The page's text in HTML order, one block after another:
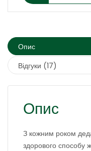
Опис
Відгуки (17)
Опис
З кожним роком
здорового способу